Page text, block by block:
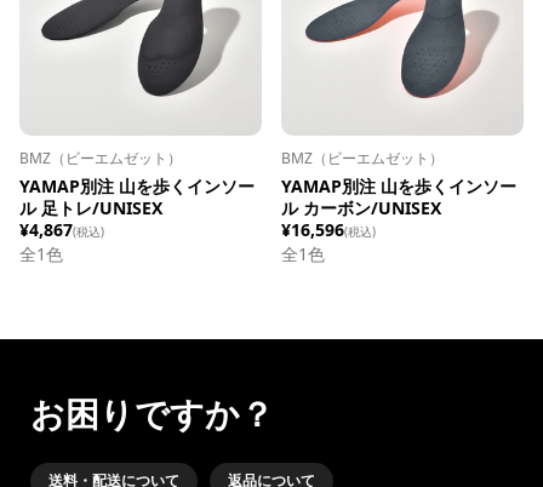
BMZ（ビーエムゼット）
YAMAP別注 山を歩くインソー
ル 足トレ/UNISEX
¥4,867(税込)
全1色
BMZ（ビーエムゼット）
YAMAP別注 山を歩くインソー
ル カーボン/UNISEX
¥16,596(税込)
全1色
お困りですか？
送料・配送について 返品について